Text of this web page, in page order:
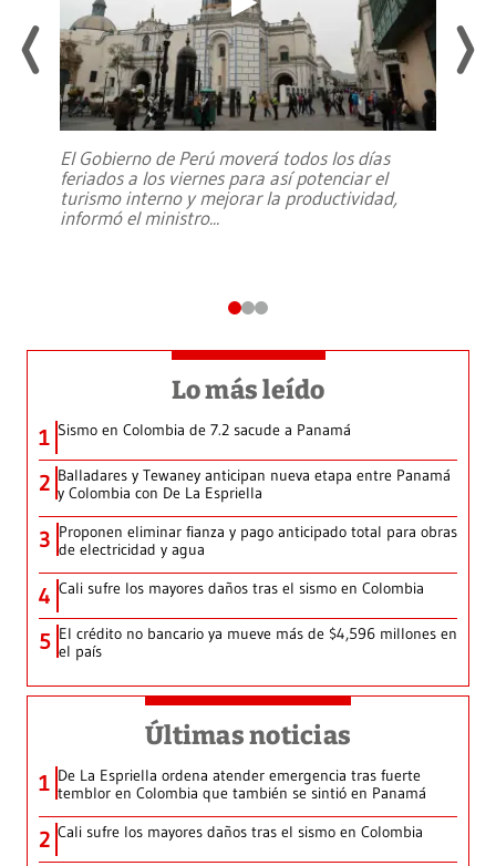
El Gobierno de Perú moverá todos los días
feriados a los viernes para así potenciar el
turismo interno y mejorar la productividad,
informó el ministro...
Lo más leído
1 Sismo en Colombia de 7.2 sacude a Panamá
2 Balladares y Tewaney anticipan nueva etapa entre Panamá
y Colombia con De La Espriella
3 Proponen eliminar fianza y pago anticipado total para obras
de electricidad y agua
4 Cali sufre los mayores daños tras el sismo en Colombia
5 El crédito no bancario ya mueve más de $4,596 millones en
el país
Últimas noticias
1 De La Espriella ordena atender emergencia tras fuerte
temblor en Colombia que también se sintió en Panamá
2 Cali sufre los mayores daños tras el sismo en Colombia